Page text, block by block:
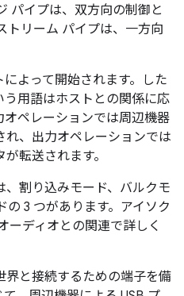
パイプは、双方向の制御と
トリーム パイプは、一方向
よって開始されます。した
用語はホストとの関係に応
オペレーションでは周辺機器
、出力オペレーションでは
転送されます。
割り込みモード、バルクモ
3 つがあります。 アイソク
ーディオとの関連で詳しく
界と接続するための端子を備